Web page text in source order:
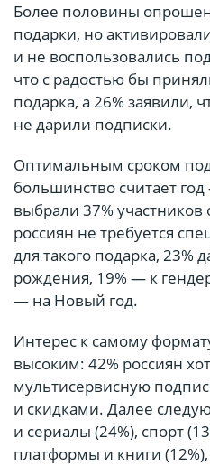
Более половины
подарки, но
и не воспользовались
что с радостью бы
подарка, а 26% заявили,
не дарили подписки.
Оптимальным сроком
большинство считает
выбрали 37% участников
россиян не требуется
для такого подарка, 23%
рождения, 19% — к
— на Новый год.
Интерес к самому
высоким: 42% россиян
мультисервисную
и скидками. Далее
и сериалы (24%), спорт
платформы и книги